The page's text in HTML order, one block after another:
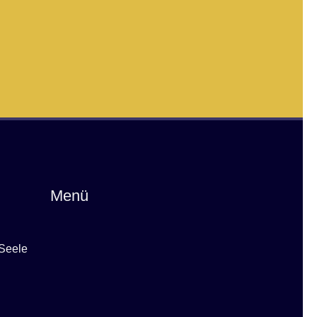
Menü